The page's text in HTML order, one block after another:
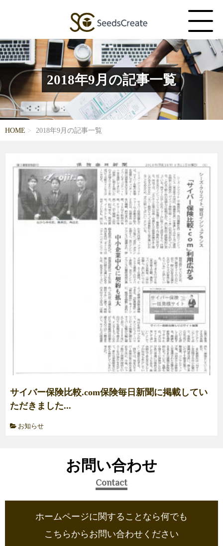
2018年9月の記事一覧
HOME 2018年9月の記事一覧
サイバー保険比較.com保険毎日新聞に掲載してい
ただきました...
お知らせ
お問い合わせ
Contact
ホームページに関することなら何でも
こちらからお問い合わせください